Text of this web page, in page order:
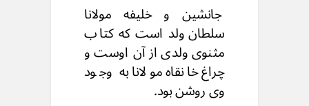
جانشین و خلیفه مولانا
سلطان ولد است که کتاب
مثنوی ولدی از آن اوست و
چراغ خانقاه مولانا به وجود
وی روشن بود.